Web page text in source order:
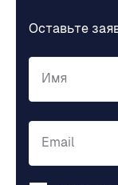
Оставьте
Имя
Email